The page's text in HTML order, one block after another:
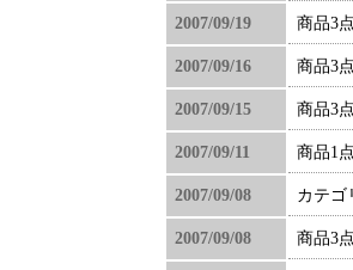
2007/09/19 商品3
2007/09/16 商品3
2007/09/15 商品3
2007/09/11 商品1
2007/09/08 カテゴ
2007/09/08 商品3